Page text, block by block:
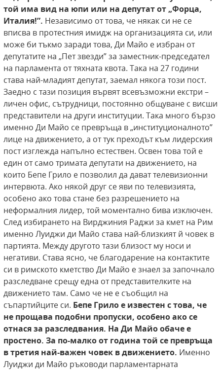
той има вид на юпи или на депутатот „Форца,
Италия!”. Независимо от това, че някак си не се
вписва в протестния имидж на организацията си, или
може би тъкмо заради това, Ди Майо е избран от
депутатите на „Пет звезди” за заместник-председател
на парламента от тяхната квота. Така на 27 години
става най-младият депутат, заемал някога този пост.
Заедно с тази позиция вървят всевъзможни екстри –
личен офис, сътрудници, постоянно общуване с висши
представители на други институции. Така много бързо
именно Ди Майо се превръща в „институционалното”
лице на движението, а от тук преходът към лидерския
пост изглежда напълно естествен. Освен това той е
един от само тримата депутати на движението, на
които Бепе Грило е позволил да дават телевизионни
интервюта. Ако някой друг се яви по телевизията,
особено ако това стане без разрешението на
неформалния лидер, той моментално бива изключен.
След избирането на Вирджиния Раджи за кмет на Рим
именно Луиджи ди Майо става най-близкият й човек в
партията. Между другото тази близост му носи и
негативи. Става ясно, че благодарение на контактите
си в римското кметство Ди Майо е знаел за започнало
разследване срещу една от представителките на
движението там. Само че не е съобщил на
съпартийците си. Бепе Грило е известен с това, че
не прощава подобни пропуски, особено ако се
отнася за разследвания. На Ди Майо обаче е
простено. За по-малко от година той се превръща
в третия най-важен човек вдвижението. Именно
Луиджи ди Майо ръководи парламентарната